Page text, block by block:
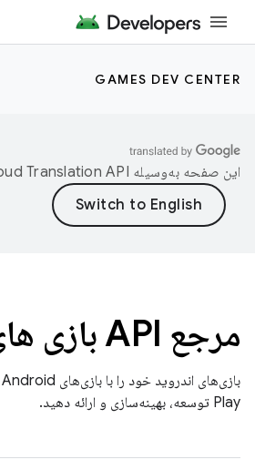
GAMES DEV CENTER
این صفحه به‌وسیله
مرجع API بازی های اندروید
Play توسعه، بهینه‌سازی و ارائه دهید.